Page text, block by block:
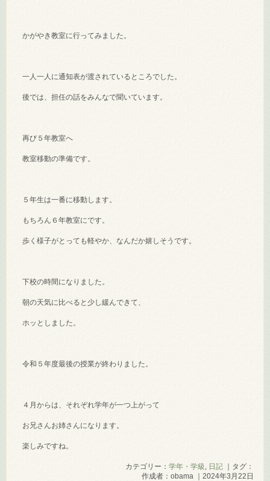
かがやき教室に行ってみました。
一人一人に通知表が渡されているところでした。
後では、担任の話をみんなで聞いています。
再び５年教室へ
教室移動の準備です。
５年生は一番に移動します。
もちろん６年教室にです。
歩く様子がとっても軽やか、なんだか嬉しそうです。
下校の時間になりました。
朝の天気に比べると少し緩んできて、
ホッとしました。
令和５年度最後の授業が終わりました。
４月からは、それぞれ学年が一つ上がって
お兄さんお姉さんになります。
楽しみですね。
カテゴリー： 学年・学級 , 日記｜タグ：
作成者：obama ｜2024年3月22日